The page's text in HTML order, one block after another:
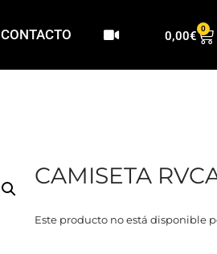
CONTACTO 0,00€
0
CAMISETA
Este producto no está disponible